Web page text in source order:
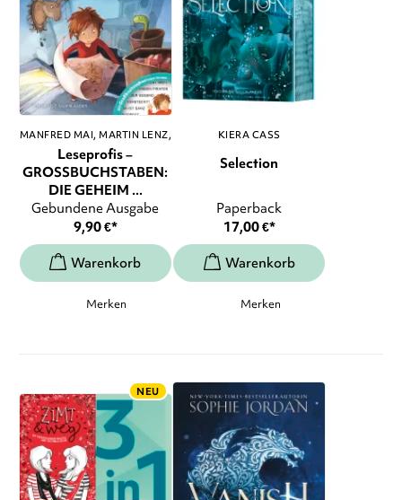
MANFRED MAI MARTIN LENZ,
Leseprofis –
GROSSBUCHSTABEN:
DIE GEHEIM ...
Gebundene Ausgabe
9,90€*
Merken
KIERA CASS
Selection
Paperback
17,00€*
Merken
NEU